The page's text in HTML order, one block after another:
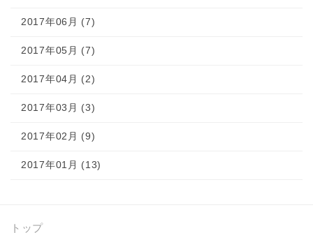
2017年06月 (7)
2017年05月 (7)
2017年04月 (2)
2017年03月 (3)
2017年02月 (9)
2017年01月 (13)
トップ